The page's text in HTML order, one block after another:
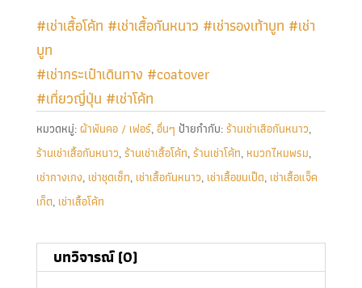
#เช่าเสื้อโค้ท #เช่าเสื้อกันหนาว #เช่ารองเท้าบูท #เช่า
บูท
#เช่ากระเป๋าเดินทาง #coatover
#เที่ยวญี่ปุ่น #เช่าโค้ท
หมวดหมู่:ผ้าพันคอ / เฟอร์,อื่นๆ ป้ายกำกับ:ร้านเช่าเสือกันหนาว,
ร้านเช่าเสื้อกันหนาว,ร้านเช่าเสื้อโค้ท,ร้านเช่าโค้ท, หมวกไหมพรม,
เช่ากางเกง, เช่าชุดเซ็ท, เช่าเสื้อกันหนาว, เช่าเสื้อขนเป็ด, เช่าเสื้อแจ็ค
เก็ต, เช่าเสื้อโค้ท
บทวิจารณ์ (0)